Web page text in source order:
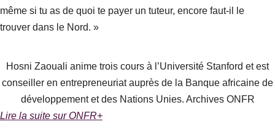
même si tu as de quoi te payer un tuteur, encore faut-il le
trouver dans le Nord. »
Hosni Zaouali anime trois cours à l’Université Stanford et est
conseiller en entrepreneuriat auprès de la Banque africaine de
développement et des Nations Unies. Archives ONFR
Lire la suite sur ONFR+